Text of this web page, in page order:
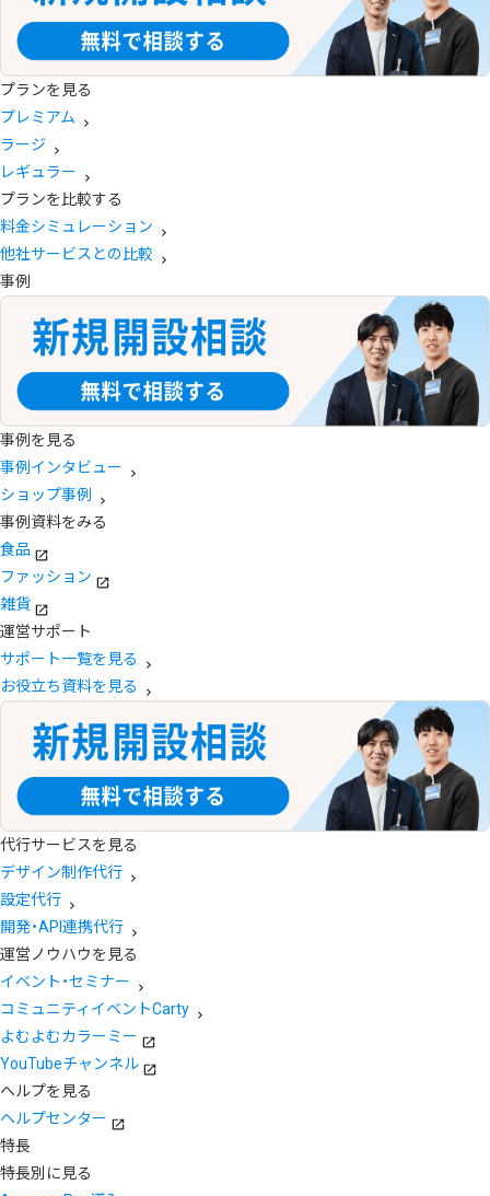
プランを見る
プレミアム
ラージ
レギュラー
プランを比較する
料金シミュレーション
他社サービスとの比較
事例
事例を見る
事例インタビュー
ショップ事例
事例資料をみる
食品
ファッション
雑貨
運営サポート
サポート一覧を見る
お役立ち資料を見る
代行サービスを見る
デザイン制作代行
設定代行
開発・API連携代行
運営ノウハウを見る
イベント・セミナー
コミュニティイベントCarty
よむよむカラーミー
YouTubeチャンネル
ヘルプを見る
ヘルプセンター
特長
特長別に見る